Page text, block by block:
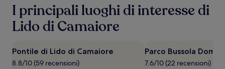
soggiorno
notte
per
I principali luoghi di interesse di
Lido di Camaiore
Pontile di Lido di Camaiore
8.8/10 (59 recensioni)
Parco Bussola
7.6/10 (22 recensioni)